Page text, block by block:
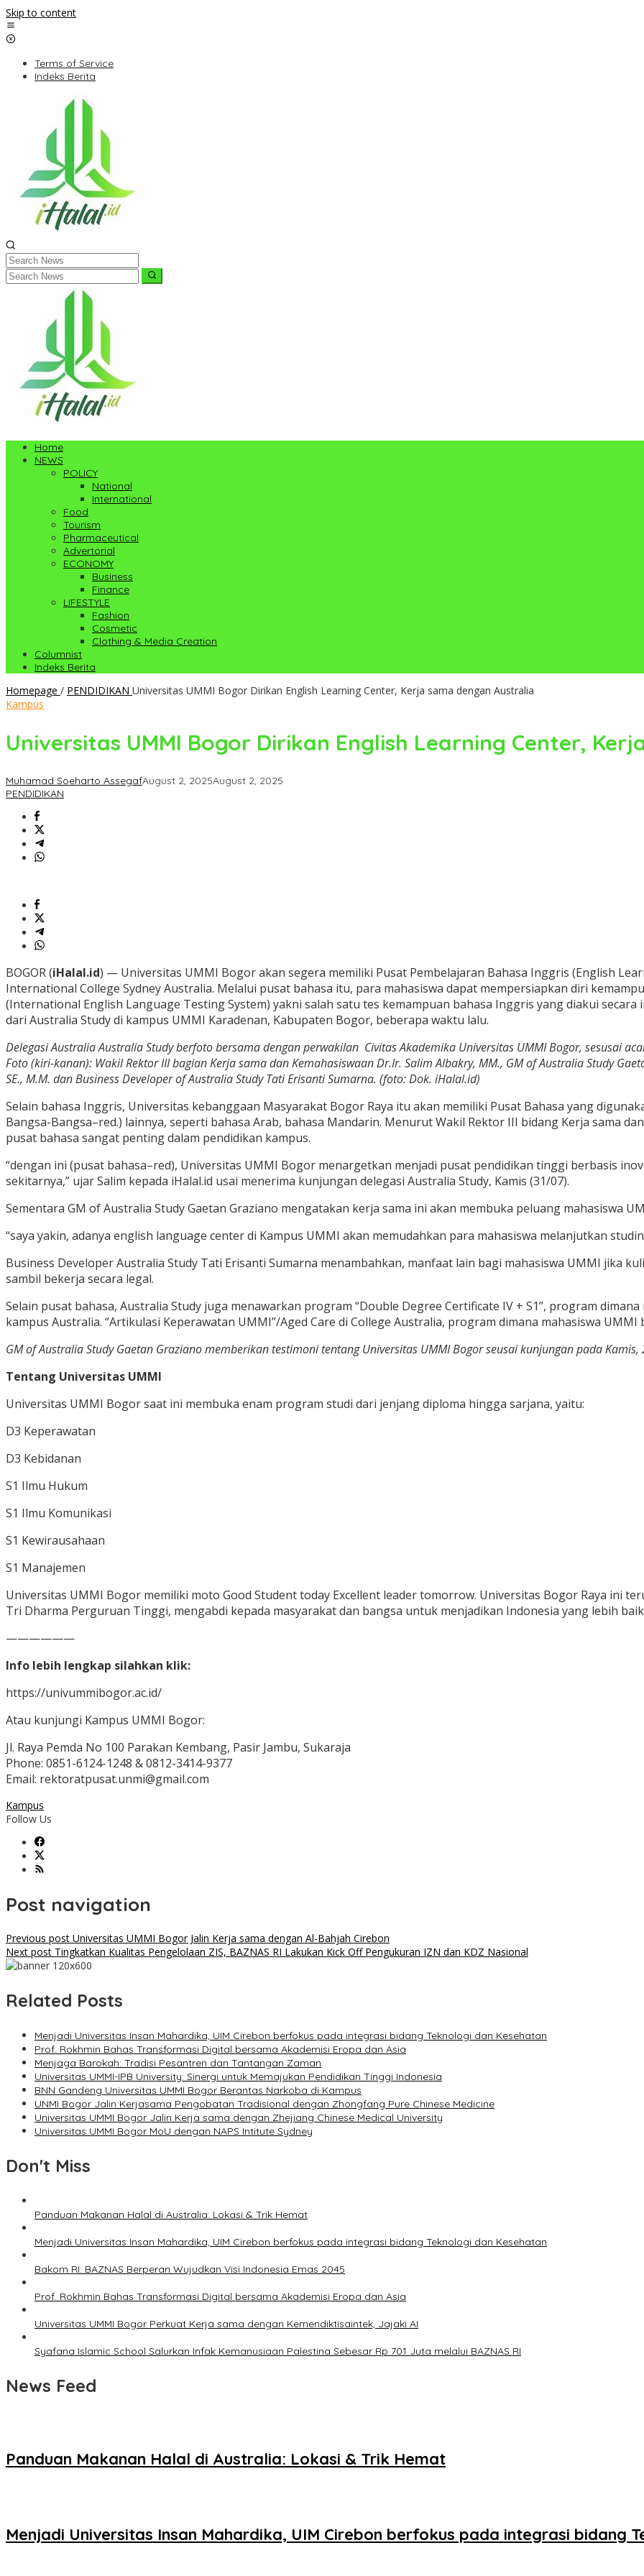
Skip to content
Terms of Service
Indeks Berita
Home
NEWS
POLICY
National
International
Food
Tourism
Pharmaceutical
Advertorial
ECONOMY
Business
Finance
LIFESTYLE
Fashion
Cosmetic
Clothing & Media Creation
Columnist
Indeks Berita
Homepage / PENDIDIKAN Universitas UMMI Bogor Dirikan English Learning Center, Kerja sama dengan Australia
Kampus
Universitas UMMI Bogor Dirikan English Learning Center,
Muhamad Soeharto AssegafAugust 2, 2025August 2, 2025
PENDIDIKAN
BOGOR (iHalal.id) — Universitas UMMI Bogor akan segera memiliki Pusat Pembelajaran Bahasa Inggris (English
International College Sydney Australia. Melalui pusat bahasa itu, para mahasiswa dapat mempersiapkan diri
(International English Language Testing System) yakni salah satu tes kemampuan bahasa Inggris yang diakui
dari Australia Study di kampus UMMI Karadenan, Kabupaten Bogor, beberapa waktu lalu.
Delegasi Australia Australia Study berfoto bersama dengan perwakilan Civitas Akademika Universitas UMMI Bogor, sesusai
Foto (kiri-kanan): Wakil Rektor III bagian Kerja sama dan Kemahasiswaan Dr.Ir. Salim Albakry, MM., GM of Australia Study
SE., M.M. dan Business Developer of Australia Study Tati Erisanti Sumarna. (foto: Dok. iHalal.id)
Selain bahasa Inggris, Universitas kebanggaan Masyarakat Bogor Raya itu akan memiliki Pusat Bahasa yang
Bangsa-Bangsa–red.) lainnya, seperti bahasa Arab, bahasa Mandarin. Menurut Wakil Rektor III bidang Kerja sama
pusat bahasa sangat penting dalam pendidikan kampus.
“dengan ini (pusat bahasa–red), Universitas UMMI Bogor menargetkan menjadi pusat pendidikan tinggi berbasis
sekitarnya,” ujar Salim kepada iHalal.id usai menerima kunjungan delegasi Australia Study, Kamis (31/07).
Sementara GM of Australia Study Gaetan Graziano mengatakan kerja sama ini akan membuka peluang mahasiswa
“saya yakin, adanya english language center di Kampus UMMI akan memudahkan para mahasiswa melanjutkan
Business Developer Australia Study Tati Erisanti Sumarna menambahkan, manfaat lain bagi mahasiswa UMMI jika
sambil bekerja secara legal.
Selain pusat bahasa, Australia Study juga menawarkan program “Double Degree Certificate IV + S1”, program
kampus Australia. “Artikulasi Keperawatan UMMI”/Aged Care di College Australia, program dimana mahasiswa
GM of Australia Study Gaetan Graziano memberikan testimoni tentang Universitas UMMI Bogor seusai kunjungan pada
Tentang Universitas UMMI
Universitas UMMI Bogor saat ini membuka enam program studi dari jenjang diploma hingga sarjana, yaitu:
D3 Keperawatan
D3 Kebidanan
S1 Ilmu Hukum
S1 Ilmu Komunikasi
S1 Kewirausahaan
S1 Manajemen
Universitas UMMI Bogor memiliki moto Good Student today Excellent leader tomorrow. Universitas Bogor Raya ini
Tri Dharma Perguruan Tinggi, mengabdi kepada masyarakat dan bangsa untuk menjadikan Indonesia yang lebih
——————
Info lebih lengkap silahkan klik:
https://univummibogor.ac.id/
Atau kunjungi Kampus UMMI Bogor:
Jl. Raya Pemda No 100 Parakan Kembang, Pasir Jambu, Sukaraja
Phone: 0851-6124-1248 & 0812-3414-9377
Email: rektoratpusat.unmi@gmail.com
Kampus
Follow Us
Post navigation
Previous post Universitas UMMI Bogor Jalin Kerja sama dengan Al-Bahjah Cirebon
Next post Tingkatkan Kualitas Pengelolaan ZIS, BAZNAS RI Lakukan Kick Off Pengukuran IZN dan KDZ Nasional
Related Posts
Menjadi Universitas Insan Mahardika, UIM Cirebon berfokus pada integrasi bidang Teknologi dan Kesehatan
Prof. Rokhmin Bahas Transformasi Digital bersama Akademisi Eropa dan Asia
Menjaga Barokah: Tradisi Pesantren dan Tantangan Zaman
Universitas UMMI-IPB University: Sinergi untuk Memajukan Pendidikan Tinggi Indonesia
BNN Gandeng Universitas UMMI Bogor Berantas Narkoba di Kampus
UNMI Bogor Jalin Kerjasama Pengobatan Tradisional dengan Zhongfang Pure Chinese Medicine
Universitas UMMI Bogor Jalin Kerja sama dengan Zhejiang Chinese Medical University
Universitas UMMI Bogor MoU dengan NAPS Intitute Sydney
Don't Miss
Panduan Makanan Halal di Australia: Lokasi & Trik Hemat
Menjadi Universitas Insan Mahardika, UIM Cirebon berfokus pada integrasi bidang Teknologi dan Kesehatan
Bakom RI: BAZNAS Berperan Wujudkan Visi Indonesia Emas 2045
Prof. Rokhmin Bahas Transformasi Digital bersama Akademisi Eropa dan Asia
Universitas UMMI Bogor Perkuat Kerja sama dengan Kemendiktisaintek, Jajaki AI
Syafana Islamic School Salurkan Infak Kemanusiaan Palestina Sebesar Rp 701 Juta melalui BAZNAS RI
News Feed
Panduan Makanan Halal di Australia: Lokasi & Trik Hemat
Menjadi Universitas Insan Mahardika, UIM Cirebon berfokus pada integrasi bidang